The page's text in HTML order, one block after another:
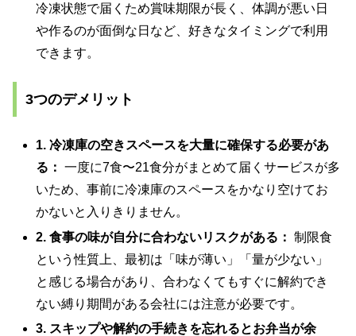
冷凍状態で届くため賞味期限が長く、体調が悪い日
や作るのが面倒な日など、好きなタイミングで利用
できます。
3つのデメリット
1. 冷凍庫の空きスペースを大量に確保する必要があ
る： 一度に7食〜21食分がまとめて届くサービスが多
いため、事前に冷凍庫のスペースをかなり空けてお
かないと入りきりません。
2. 食事の味が自分に合わないリスクがある： 制限食
という性質上、最初は「味が薄い」「量が少ない」
と感じる場合があり、合わなくてもすぐに解約でき
ない縛り期間がある会社には注意が必要です。
3. スキップや解約の手続きを忘れるとお弁当が余